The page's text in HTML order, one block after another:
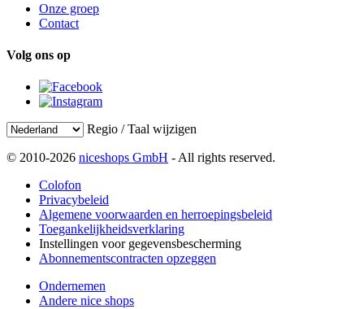
Onze groep
Contact
Volg ons op
Regio / Taal wijzigen
© 2010-2026 niceshops GmbH - All rights reserved.
Colofon
Privacybeleid
Algemene voorwaarden en herroepingsbeleid
Toegankelijkheidsverklaring
Instellingen voor gegevensbescherming
Abonnementscontracten opzeggen
Ondernemen
Andere nice shops